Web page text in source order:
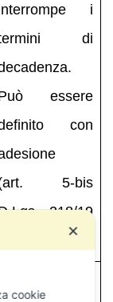
i
di
essere
con
5‑bis
218/19
✕
cookie